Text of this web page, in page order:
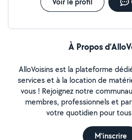
À Propos
AlloVoisins est la plateforme
services et à la location de
vous ! Rejoignez notre
membres, professionnels et
votre quotidien pour
M'inscrire